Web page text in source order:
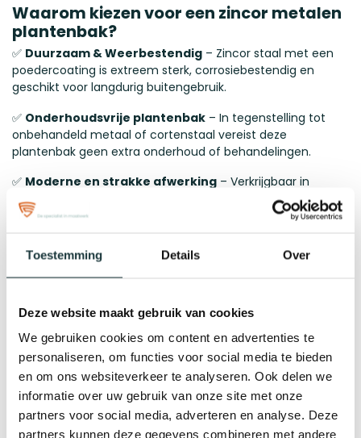
Toestemming Details Over
Deze website maakt gebruik van cookies
We gebruiken cookies om content en advertenties te
personaliseren, om functies voor social media te bieden
en om ons websiteverkeer te analyseren. Ook delen we
informatie over uw gebruik van onze site met onze
partners voor social media, adverteren en analyse. Deze
partners kunnen deze gegevens combineren met andere
Waarom kiezen voor een zincor metalen
plantenbak?
✅ Duurzaam & Weerbestendig – Zincor staal met een
poedercoating is extreem sterk, corrosiebestendig en
geschikt voor langdurig buitengebruik.
✅ Onderhoudsvrije plantenbak – In tegenstelling tot
onbehandeld metaal of cortenstaal vereist deze
plantenbak geen extra onderhoud of behandelingen.
✅ Moderne en strakke afwerking – Verkrijgbaar in
verschillende
, passend bij elke tuin, terras of
balkon.
Op maat gemaakte plantenbakken
– Kies zelf de
afmetingen die perfect aansluiten bij jouw buitenruimte.
volledig gelastwaardoor de plantenbak maar uit 1
Afmetingen en materiaal
Deze metalen bloembak zijn altijd vervaardigd uit
hoogwaardig 2 mm dik zincor metaal, wat zorgt voor extra
stabiliteit en een luxe uitstraling. De plantenbakken zijn
volledig uit 1 stuk gemaakt en netjes afgewerkt zodat dat je